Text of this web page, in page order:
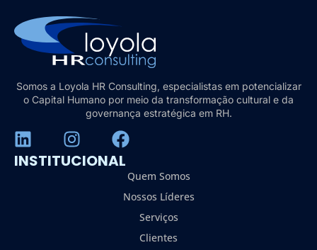
Somos a Loyola HR Consulting, especialistas em potencializar
o Capital Humano por meio da transformação cultural e da
governança estratégica em RH.
INSTITUCIONAL
Quem Somos
Nossos Líderes
Serviços
Clientes